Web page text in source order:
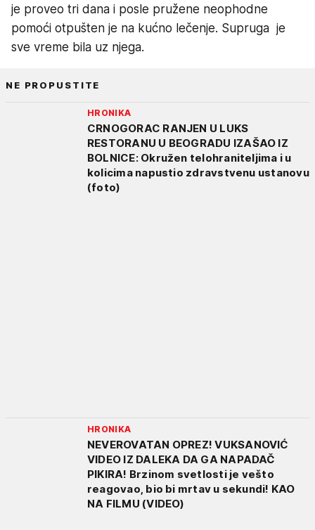
je proveo tri dana i posle pružene neophodne
pomoći otpušten je na kućno lečenje. Supruga je
sve vreme bila uz njega.
NE PROPUSTITE
HRONIKA
CRNOGORAC RANJEN U LUKS
RESTORANU U BEOGRADU IZAŠAO IZ
BOLNICE: Okružen telohraniteljima i u
kolicima napustio zdravstvenu ustanovu
(foto)
HRONIKA
NEVEROVATAN OPREZ! VUKSANOVIĆ
VIDEO IZ DALEKA DA GA NAPADAČ
PIKIRA! Brzinom svetlosti je vešto
reagovao, bio bi mrtav u sekundi! KAO
NA FILMU (VIDEO)